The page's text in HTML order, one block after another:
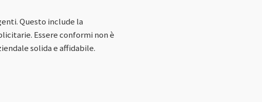
Questo include la
Essere conformi non è
solida e affidabile.